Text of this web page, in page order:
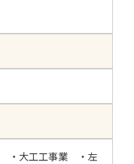
・大工工事業 ・左